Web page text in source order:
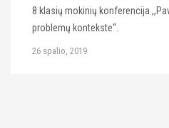
8 klasių mokinių konferencija
problemų kontekste“.
26 spalio, 2019